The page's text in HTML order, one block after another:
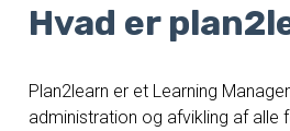
Hvad er
Plan2learn er et Learning
administration og afvikling af alle